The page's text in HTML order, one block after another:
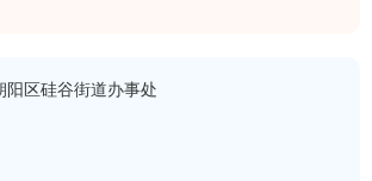
阳区硅谷街道办事处